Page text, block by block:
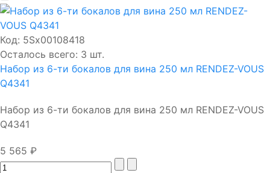
Код: 5Sх00108418
Осталось всего: 3 шт.
Набор из 6-ти бокалов для вина 250 мл RENDEZ-VOUS
Q4341
Набор из 6-ти бокалов для вина 250 мл RENDEZ-VOUS
Q4341
5 565 ₽